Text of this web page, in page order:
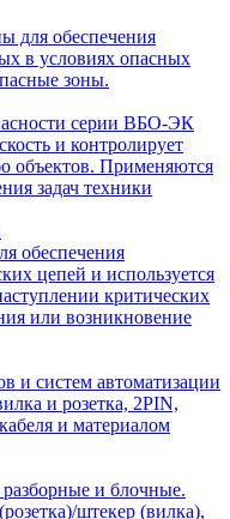
для обеспечения
в условиях опасных
зоны.
серии ВБО-ЭК
и контролирует
объектов. Применяются
задач техники
обеспечения
цепей и используется
критических
или возникновение
и систем автоматизации
и розетка, 2PIN,
и материалом
и блочные.
штекер (вилка),